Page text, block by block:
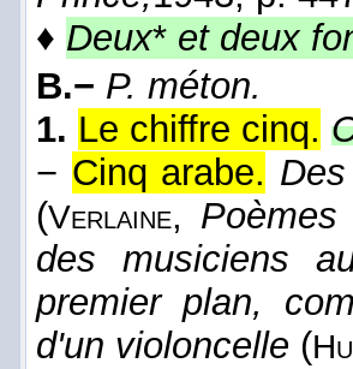
♦ Deux* et deux
B.− P. méton.
1. Le chiffre cinq.
− Cinq arabe.
(Verlaine, Poèmes
des musiciens
premier plan,
d'un violoncelle (